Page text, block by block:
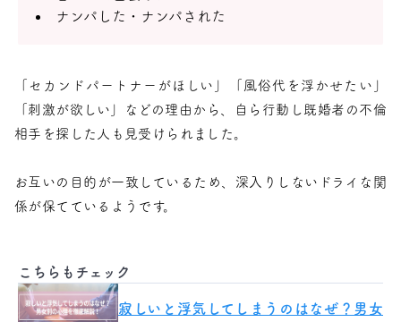
ナンパした・ナンパされた
「セカンドパートナーがほしい」「風俗代を浮かせたい」
「刺激が欲しい」などの理由から、自ら行動し既婚者の不倫
相手を探した人も見受けられました。
お互いの目的が一致しているため、深入りしないドライな関
係が保てているようです。
こちらもチェック
寂しいと浮気してしまうのはなぜ？男女